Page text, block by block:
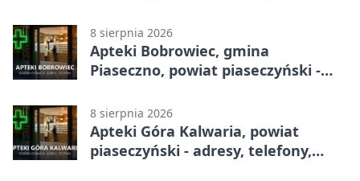
8 sierpnia 2026
Apteki Bobrowiec, gmina
Piaseczno, powiat piaseczyński -
8 sierpnia 2026
Apteki Góra Kalwaria, powiat
piaseczyński - adresy, telefony,